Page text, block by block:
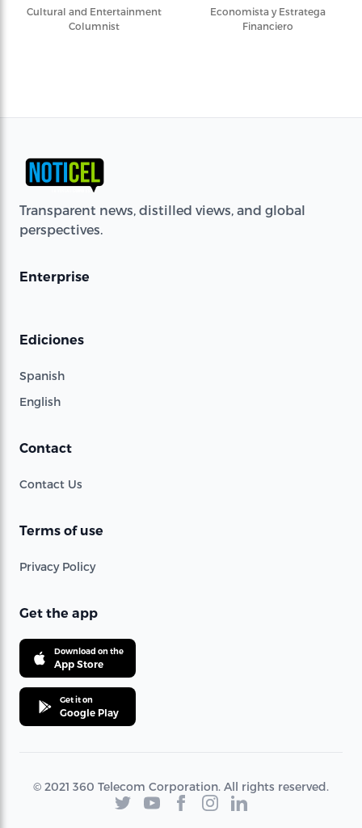
Cultural and Entertainment
Columnist
Economista y Estratega
Financiero
Transparent news, distilled views, and global
perspectives.
Enterprise
Ediciones
Spanish
English
Contact
Contact Us
Terms of use
Privacy Policy
Get the app
Download on the
App Store
Get it on
Google Play
© 2021 360 Telecom Corporation. All rights reserved.